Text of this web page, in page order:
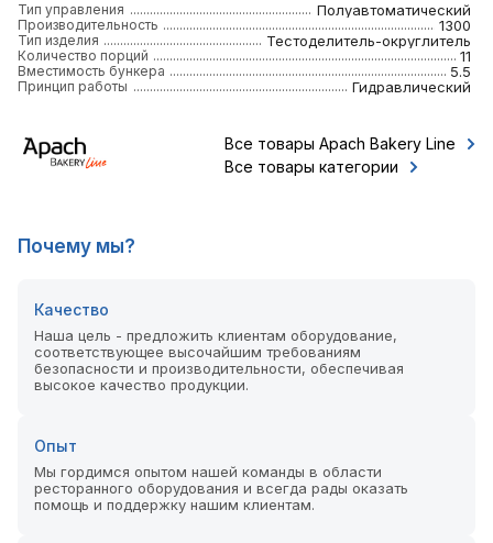
Тип управления Полуавтоматический
Производительность 1300
Тип изделия Тестоделитель-округлитель
Количество порций 11
Вместимость бункера 5.5
Принцип работы Гидравлический
Все товары Apach Bakery Line
Все товары категории
Почему мы?
Качество
Наша цель - предложить клиентам оборудование,
соответствующее высочайшим требованиям
безопасности и производительности, обеспечивая
высокое качество продукции.
Опыт
Мы гордимся опытом нашей команды в области
ресторанного оборудования и всегда рады оказать
помощь и поддержку нашим клиентам.